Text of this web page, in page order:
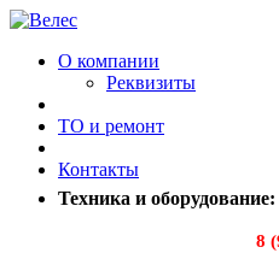
О компании
Реквизиты
ТО и ремонт
Контакты
Техника и оборудование:
8